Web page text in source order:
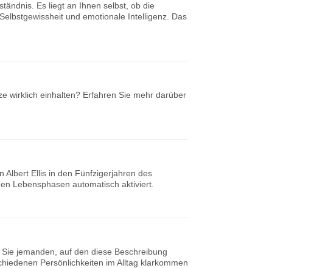
Es liegt an Ihnen selbst, ob die
und emotionale Intelligenz. Das
wirklich einhalten? Erfahren Sie mehr darüber
Albert Ellis in den Fünfzigerjahren des
Lebensphasen automatisch aktiviert.
jemanden, auf den diese Beschreibung
Persönlichkeiten im Alltag klarkommen